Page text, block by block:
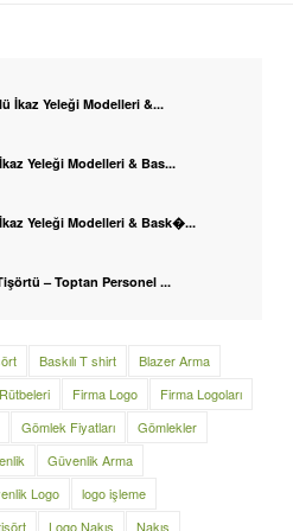
İkaz Yeleği Modelleri &...
Yeleği Modelleri & Bas...
Yeleği Modelleri & Bask�...
– Toptan Personel ...
Baskılı T shirt
Blazer Arma
Firma Logo
Firma Logoları
Gömlek Fiyatları
Gömlekler
Güvenlik Arma
Logo
logo işleme
Logo Nakış Nakış